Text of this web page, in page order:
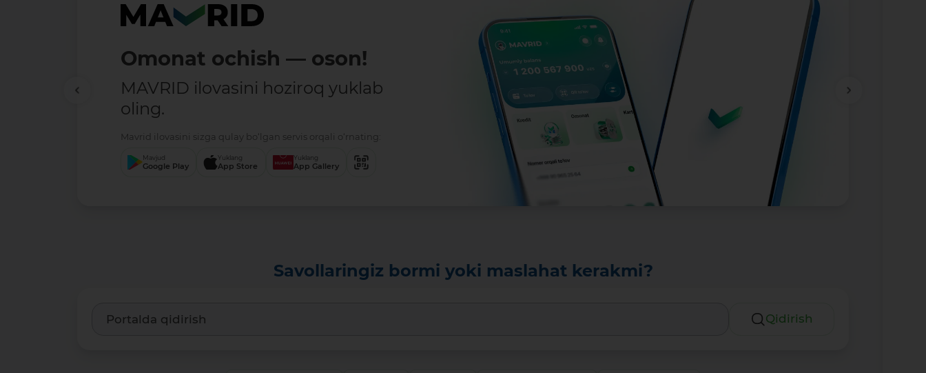
Omonat ochish — oson!
MAVRID ilovasini hoziroq yuklab
oling.
Mavrid ilovasini sizga qulay bo‘lgan servis orqali o‘rnating:
Mavjud
Google Play
Yuklang
App Store
Yuklang
App Gallery
Savollaringiz bormi yoki maslahat kerakmi?
Qidirish